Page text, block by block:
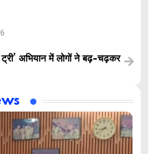
ट्री’ अभियान में लोगों ने बढ़-चढ़कर